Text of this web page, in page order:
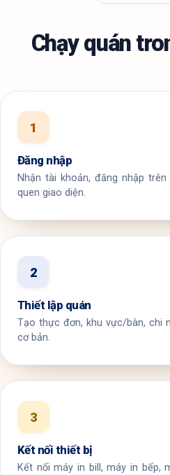
Chạy quán
1
Đăng nhập
Nhận tài khoản, đăng nhập
quen giao diện.
2
Thiết lập quán
Tạo thực đơn, khu vực/bàn, chi
cơ bản.
3
Kết nối thiết bị
Kết nối máy in bill, máy in bếp,